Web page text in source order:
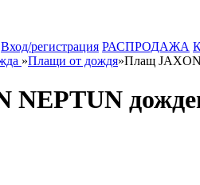
Вход/регистрация РАСПРОДАЖА
»Плащи от дождя»Плащ